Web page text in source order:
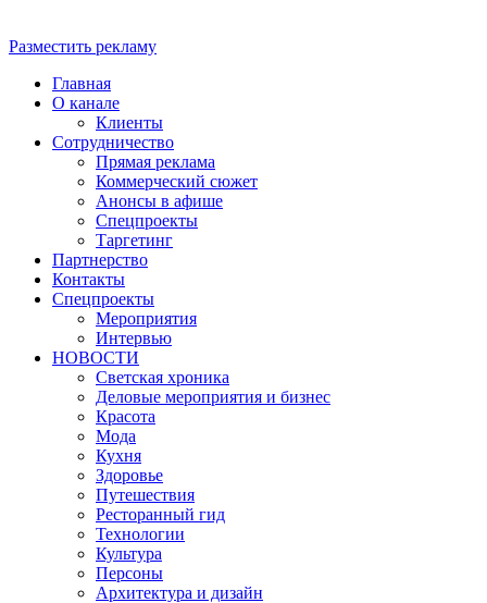
Разместить рекламу
Главная
О канале
Клиенты
Сотрудничество
Прямая реклама
Коммерческий сюжет
Анонсы в афише
Cпецпроекты
Таргетинг
Партнерство
Контакты
Спецпроекты
Мероприятия
Интервью
НОВОСТИ
Светская хроника
Деловые мероприятия и бизнес
Красота
Мода
Кухня
Здоровье
Путешествия
Ресторанный гид
Технологии
Культура
Персоны
Архитектура и дизайн